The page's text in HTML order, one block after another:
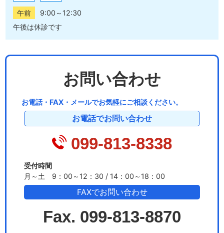
午前
9:00～12:30
午後は休診です
お問い合わせ
お電話・FAX・メールでお気軽にご相談ください。
お電話でお問い合わせ
099-813-8338
受付時間
月～土 9：00～12：30 / 14：00～18：00
FAXでお問い合わせ
Fax. 099-813-8870